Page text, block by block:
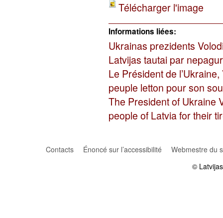
Télécharger l'image
Informations liées:
Ukrainas prezidents
Latvijas tautai par
Le Président de
peuple letton pour son
The President of Ukraine
people of Latvia for their
Contacts Énoncé sur l’accessibilité
Webmestre du
©